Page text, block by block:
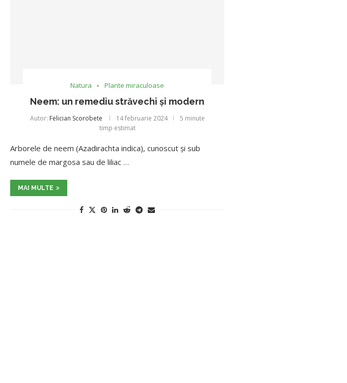
Natura Plante miraculoase
Neem: un remediu străvechi și modern
Autor: Felician Scorobete 14 februarie 2024
5 minute
timp estimat
Arborele de neem (Azadirachta indica), cunoscut și sub
numele de margosa sau de liliac …
MAI MULTE